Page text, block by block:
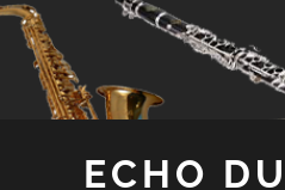
ECHO